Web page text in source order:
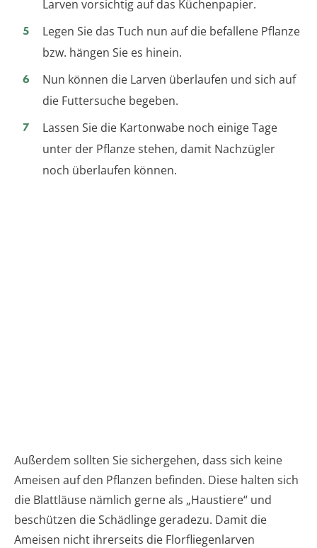
Larven vorsichtig auf das Küchenpapier.
Legen Sie das Tuch nun auf die befallene Pflanze
bzw. hängen Sie es hinein.
Nun können die Larven überlaufen und sich auf
die Futtersuche begeben.
Lassen Sie die Kartonwabe noch einige Tage
unter der Pflanze stehen, damit Nachzügler
noch überlaufen können.
Außerdem sollten Sie sichergehen, dass sich keine
Ameisen auf den Pflanzen befinden. Diese halten sich
die Blattläuse nämlich gerne als „Haustiere“ und
beschützen die Schädlinge geradezu. Damit die
Ameisen nicht ihrerseits die Florfliegenlarven